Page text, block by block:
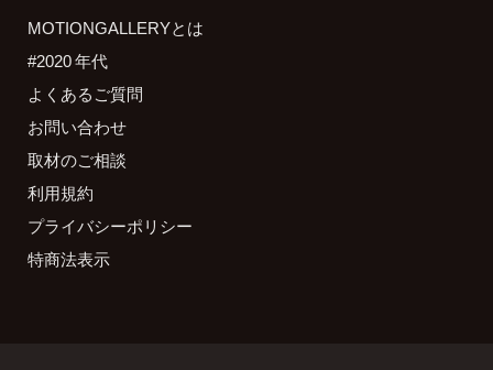
MOTIONGALLERYとは
#2020 年代
よくあるご質問
お問い合わせ
取材のご相談
利用規約
プライバシーポリシー
特商法表示